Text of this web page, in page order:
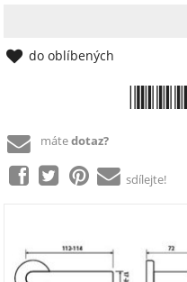
do oblíbených
mátedotaz?
sdílejte!